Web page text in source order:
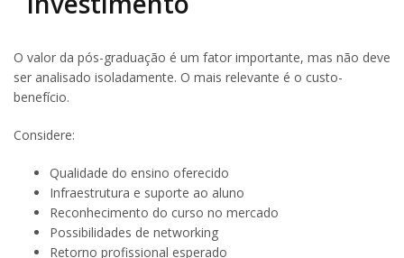
O valor da pós-graduação é um fator importante, mas não deve
ser analisado isoladamente. O mais relevante é o custo-
benefício.
Considere:
Qualidade do ensino oferecido
Infraestrutura e suporte ao aluno
Reconhecimento do curso no mercado
Possibilidades de networking
Retorno profissional esperado